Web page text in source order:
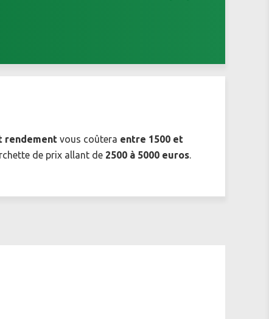
rendement vous coûtera entre 1500 et
de prix allant de 2500 à 5000 euros.